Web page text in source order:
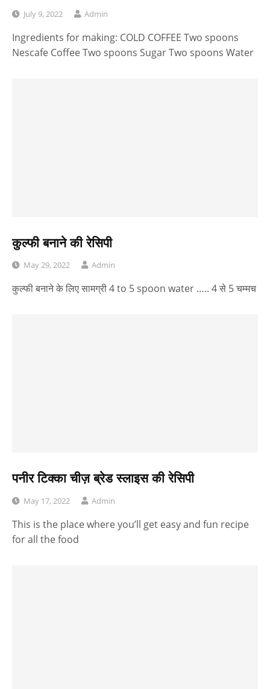
July 9, 2022 Admin
Ingredients for making: COLD COFFEE Two spoons
Nescafe Coffee Two spoons Sugar Two spoons Water
कुल्फी बनाने की रेसिपी
May 29, 2022 Admin
कुल्फी बनाने के लिए सामग्री 4 to 5 spoon water ….. 4 से 5 चम्मच
पनीर टिक्का चीज़ ब्रेड स्लाइस की रेसिपी
May 17, 2022 Admin
This is the place where you’ll get easy and fun recipe
for all the food